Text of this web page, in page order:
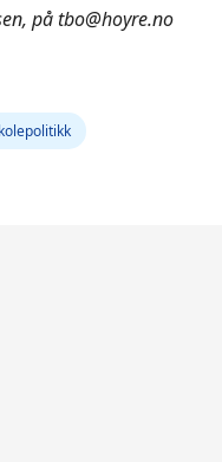
på tbo@hoyre.no